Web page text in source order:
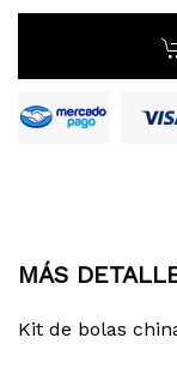
MÁS
Kit de bolas